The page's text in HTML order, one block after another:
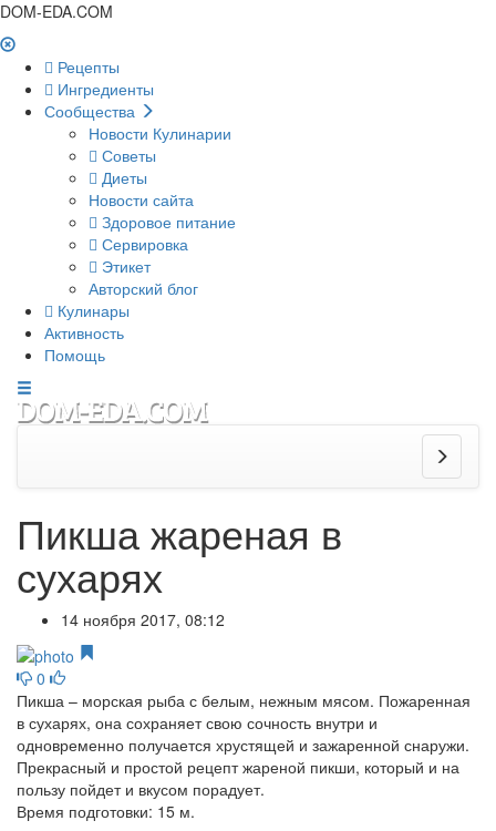
DOM-EDA.COM
Рецепты
Ингредиенты
Сообщества
Новости Кулинарии
Советы
Диеты
Новости сайта
Здоровое питание
Сервировка
Этикет
Авторский блог
Кулинары
Активность
Помощь
Пикша жареная в
сухарях
14 ноября 2017, 08:12
0
Пикша – морская рыба с белым, нежным мясом. Пожаренная
в сухарях, она сохраняет свою сочность внутри и
одновременно получается хрустящей и зажаренной снаружи.
Прекрасный и простой рецепт жареной пикши, который и на
пользу пойдет и вкусом порадует.
Время подготовки: 15 м.